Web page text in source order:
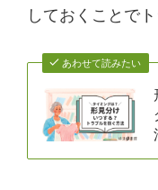
しておくことで
あわせて読みたい